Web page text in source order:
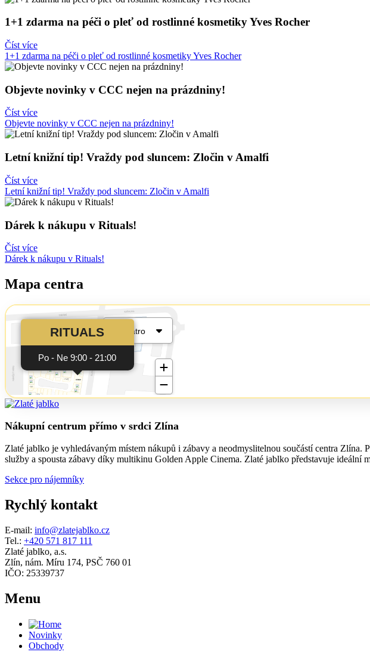
1+1 zdarma na péči o pleť od rostlinné kosmetiky Yves Rocher
Číst více
1+1 zdarma na péči o pleť od rostlinné kosmetiky Yves Rocher
Objevte novinky v CCC nejen na prázdniny!
Číst více
Objevte novinky v CCC nejen na prázdniny!
Letní knižní tip! Vraždy pod sluncem: Zločin v Amalfi
Číst více
Letní knižní tip! Vraždy pod sluncem: Zločin v Amalfi
Dárek k nákupu v Rituals!
Číst více
Dárek k nákupu v Rituals!
Mapa centra
Nákupní centrum přímo v srdci Zlína
Zlaté jablko je vyhledávaným místem nákupů i zábavy a neodmyslitelnou součástí centra
služby a spousta zábavy díky multikinu Golden Apple Cinema. Zlaté jablko představuje ideální
Sekce pro nájemníky
Rychlý kontakt
E-mail: info@zlatejablko.cz
Tel.: +420 571 817 111
Zlaté jablko, a.s.
Zlín, nám. Míru 174, PSČ 760 01
IČO: 25339737
Menu
Novinky
Obchody